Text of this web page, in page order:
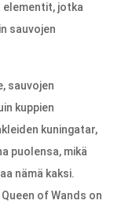
jotka
sauvojen
sauvojen
kuppien
kuningatar,
puolensa, mikä
nämä kaksi.
of Wands on